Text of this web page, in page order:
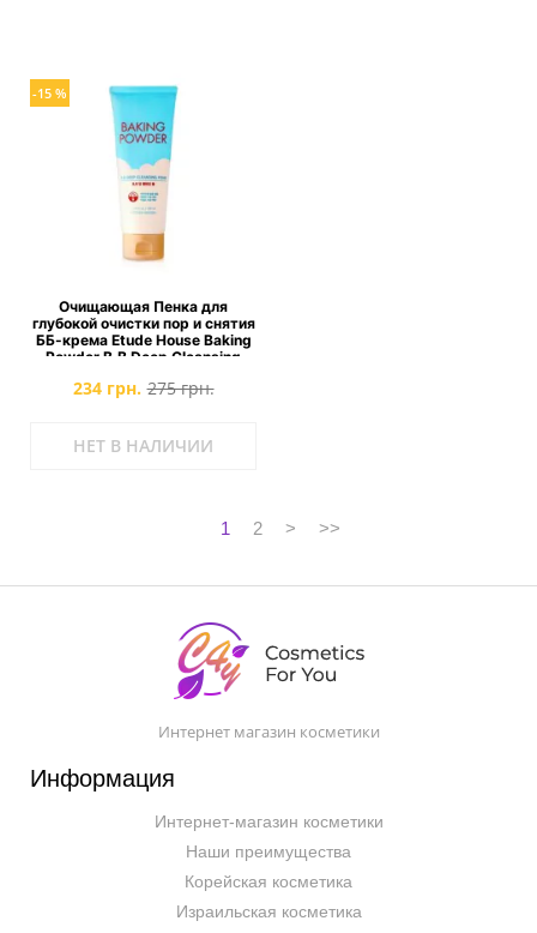
-15 %
Очищающая Пенка для
глубокой очистки пор и снятия
ББ-крема Etude House Baking
Powder B.B Deep Cleansing
234 грн. 275 грн.
НЕТ В НАЛИЧИИ
1 2 > >>
Интернет магазин косметики
Информация
Интернет-магазин косметики
Наши преимущества
Корейская косметика
Израильская косметика